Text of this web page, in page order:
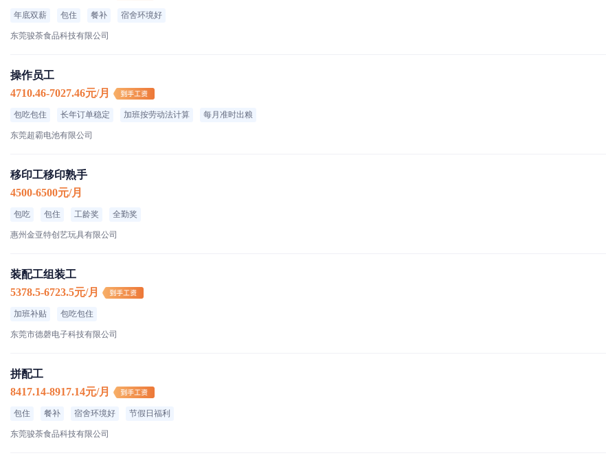
年底双薪 包住 餐补 宿舍环境好
东莞骏荼食品科技有限公司
操作员工
4710.46-7027.46元/月
包吃包住 长年订单稳定 加班按劳动法计算 每月准时出粮
东莞超霸电池有限公司
移印工移印熟手
4500-6500元/月
包吃 包住 工龄奖 全勤奖
惠州金亚特创艺玩具有限公司
装配工组装工
5378.5-6723.5元/月
加班补贴 包吃包住
东莞市德磬电子科技有限公司
拼配工
8417.14-8917.14元/月
包住 餐补 宿舍环境好 节假日福利
东莞骏荼食品科技有限公司